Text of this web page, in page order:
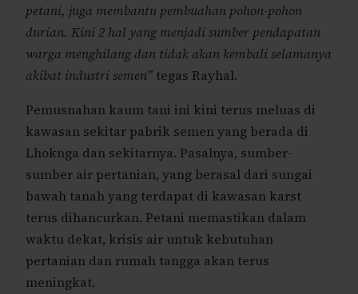
petani, juga membantu pembuahan pohon-pohon
durian. Kini 2 hal yang menjadi sumber pendapatan
warga menghilang dan tidak akan kembali selamanya
akibat industri semen” tegas Rayhal.
Pemusnahan kaum tani ini kini terus meluas di
kawasan sekitar pabrik semen yang berada di
Lhoknga dan sekitarnya. Pasalnya, sumber-
sumber air pertanian, yang berasal dari sungai
bawah tanah yang terdapat di kawasan karst
terus dihancurkan. Petani memastikan dalam
waktu dekat, krisis air untuk kebutuhan
pertanian dan rumah tangga akan terus
meningkat.